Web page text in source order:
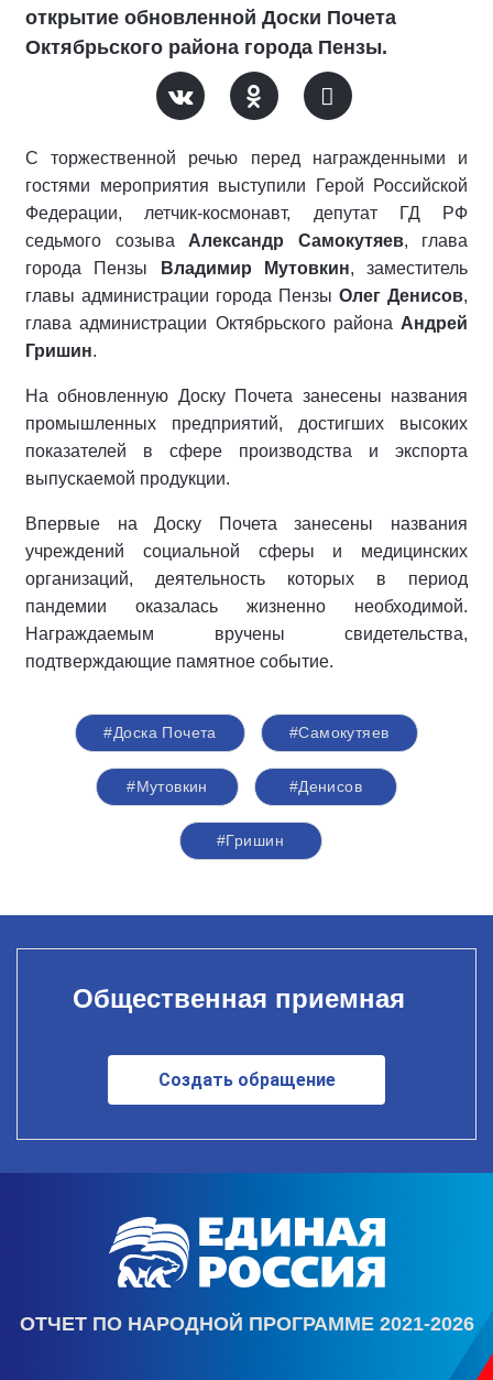
открытие обновленной Доски Почета
Октябрьского района города Пензы.
С торжественной речью перед награжденными и
гостями мероприятия выступили Герой Российской
Федерации, летчик-космонавт, депутат ГД РФ
седьмого созыва Александр Самокутяев, глава
города Пензы
Владимир Мутовкин, заместитель
главы администрации города Пензы Олег Денисов,
глава администрации Октябрьского района Андрей
Гришин.
На обновленную Доску Почета занесены названия
промышленных предприятий, достигших высоких
показателей в сфере производства и экспорта
выпускаемой продукции.
Впервые на Доску Почета занесены названия
учреждений социальной сферы и медицинских
организаций, деятельность которых в период
пандемии оказалась жизненно необходимой.
Награждаемым вручены свидетельства,
подтверждающие памятное событие.
#Доска Почета #Самокутяев
#Мутовкин #Денисов
#Гришин
Общественная приемная
Создать обращение
ОТЧЕТ ПО НАРОДНОЙ ПРОГРАММЕ 2021-2026